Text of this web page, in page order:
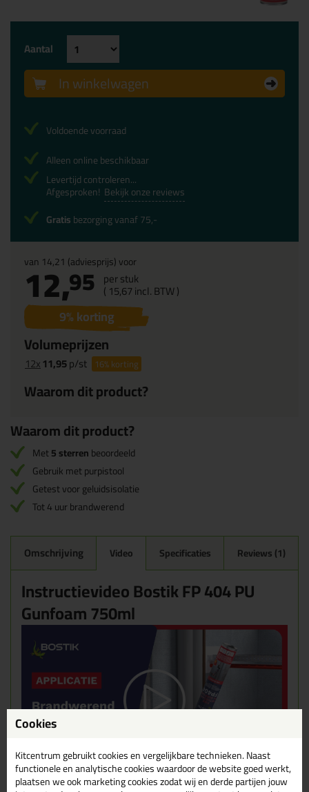
van 14,21 (adviesprijs) voor
12,95 per stuk
( 15,67incl. BTW )
9% korting
Volumeprijzen
12x11,95p/st 16%korting
Waarom dit product?
Aantal
In winkelwagen
Voldoende voorraad
Alleen online beschikbaar
Levertijd controleren...
Afgesproken! Bekijk onze reviews
Gratisbezorging vanaf 75,-
Waarom dit product?
Met5 sterrenbeoordeeld
Gebruik met purpistool
Getest voor geluidsisolatie
Tot 4 uur brandwerend
Omschrijving Video Specificaties Reviews (1)
Instructievideo Bostik FP 404 PU
Gunfoam 750ml
Cookies
Kitcentrum gebruikt cookies en vergelijkbare technieken. Naast
functionele en analytische cookies waardoor de website goed werkt,
plaatsen we ook marketing cookies zodat wij en derde partijen jouw